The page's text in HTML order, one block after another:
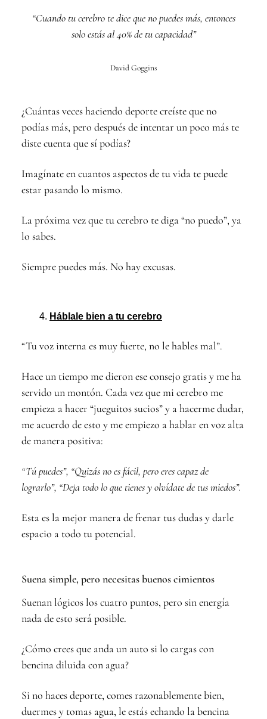
“Cuando tu cerebro te dice que no puedes más, entonces
solo estás al 40% de tu capacidad”
David Goggins
¿Cuántas veces haciendo deporte creíste que no
podías más, pero después de intentar un poco más te
diste cuenta que sí podías?
Imagínate en cuantos aspectos de tu vida te puede
estar pasando lo mismo.
La próxima vez que tu cerebro te diga “no puedo”, ya
lo sabes.
Siempre puedes más. No hay excusas.
Háblale bien a tu cerebro
“Tu voz interna es muy fuerte, no le hables mal”.
Hace un tiempo me dieron ese consejo gratis y me ha
servido un montón. Cada vez que mi cerebro me
empieza a hacer “jueguitos sucios” y a hacerme dudar,
me acuerdo de esto y me empiezo a hablar en voz alta
de manera positiva:
“Tú puedes”, “Quizás no es fácil, pero eres capaz de
lograrlo”, “Deja todo lo que tienes y olvídate de tus miedos”.
Esta es la mejor manera de frenar tus dudas y darle
espacio a todo tu potencial.
Suena simple, pero necesitas buenos cimientos
Suenan lógicos los cuatro puntos, pero sin energía
nada de esto será posible.
¿Cómo crees que anda un auto si lo cargas con
bencina diluida con agua?
Si no haces deporte, comes razonablemente bien,
duermes y tomas agua, le estás echando la bencina